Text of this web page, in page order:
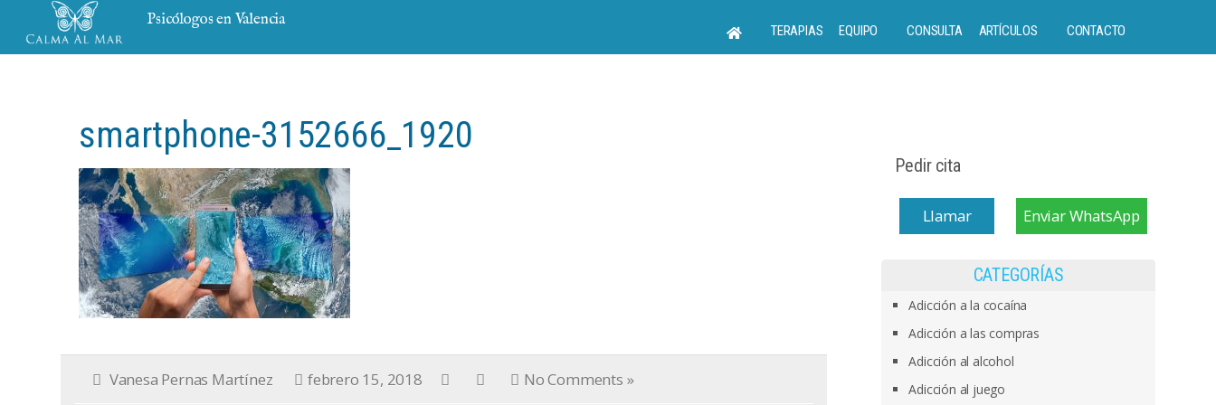
Psicólogos en Valencia
TERAPIAS EQUIPO CONSULTA ARTÍCULOS CONTACTO
smartphone-3152666_1920
Vanesa Pernas Martínez febrero 15, 2018 No Comments »
Pedir cita
Llamar Enviar WhatsApp
CATEGORÍAS
Adicción a la cocaína
Adicción a las compras
Adicción al alcohol
Adicción al juego